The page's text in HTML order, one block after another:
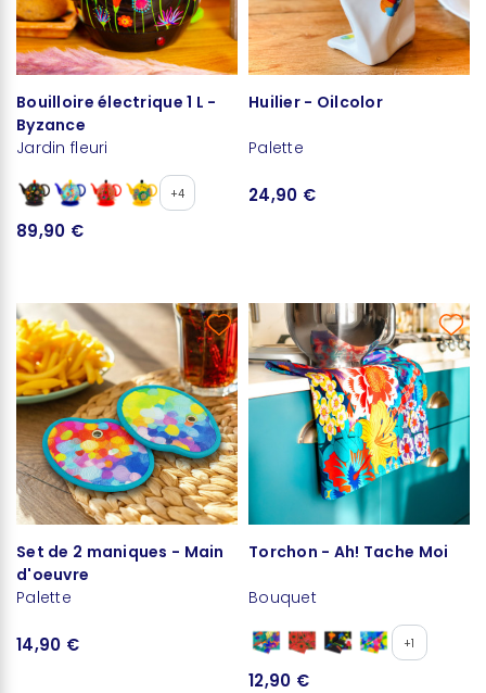
Bouilloire électrique 1 L -
Byzance
Jardin fleuri
+4
89,90 €
Huilier - Oilcolor
Palette
24,90 €
Set de 2 maniques - Main
d'oeuvre
Palette
14,90 €
Torchon - Ah! Tache Moi
Bouquet
+1
12,90 €